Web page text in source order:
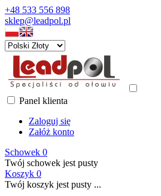
+48 533 556 898
sklep@leadpol.pl
Panel klienta
Zaloguj się
Załóż konto
Schowek 0
Twój schowek jest pusty
Koszyk 0
Twój koszyk jest pusty ...